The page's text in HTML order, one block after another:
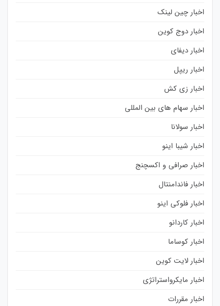
اخبار چین لینک
اخبار دوج کوین
اخبار دیفای
اخبار ریپل
اخبار زی کش
اخبار سهام های بین المللی
اخبار سولانا
اخبار شیبا اینو
اخبار صرافی و اکسچنج
اخبار فاندامنتال
اخبار فلوکی اینو
اخبار کاردانو
اخبار کوساما
اخبار لایت کوین
اخبار مایکرواستراتژی
اخبار مقررات